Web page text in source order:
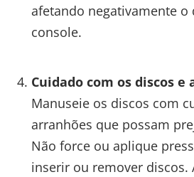
afetando negativamente o
console.
Cuidado com os discos e
Manuseie os discos com
arranhões que possam
Não force ou aplique
inserir ou remover discos.